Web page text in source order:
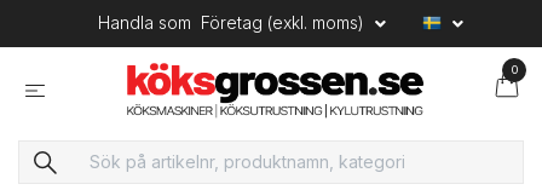
Handla som Företag (exkl. moms)
0